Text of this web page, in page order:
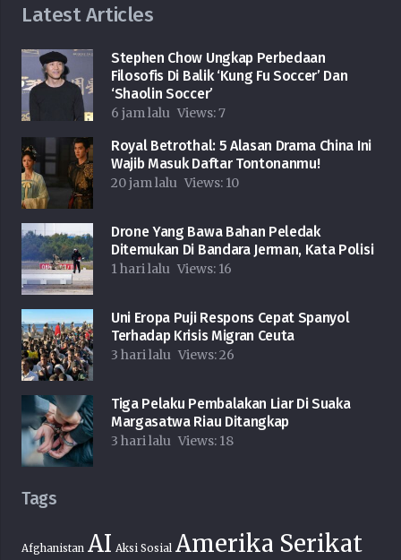
Latest Articles
Stephen Chow Ungkap Perbedaan
Filosofis Di Balik ‘Kung Fu Soccer’ Dan
‘Shaolin Soccer’
6 jam lalu Views:7
Royal Betrothal: 5 Alasan Drama China Ini
Wajib Masuk Daftar Tontonanmu!
20 jam lalu Views: 10
Drone Yang Bawa Bahan Peledak
Ditemukan Di Bandara Jerman, Kata Polisi
1 hari lalu Views: 16
Uni Eropa Puji Respons Cepat Spanyol
Terhadap Krisis Migran Ceuta
3 hari lalu Views:26
Tiga Pelaku Pembalakan Liar Di Suaka
Margasatwa Riau Ditangkap
3 hari lalu Views: 18
Tags
Afghanistan AI Aksi Sosial Amerika Serikat